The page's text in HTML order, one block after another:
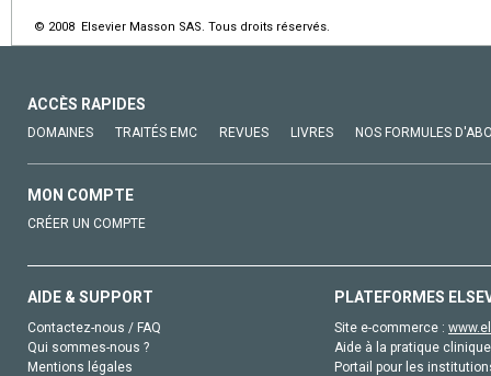
© 2008 Elsevier Masson SAS. Tous droits réservés.
ACCÈS RAPIDES
DOMAINES TRAITÉS EMC REVUES LIVRES NOS FORMULES
MON COMPTE
CRÉER UN COMPTE
AIDE & SUPPORT
Contactez-nous / FAQ
Qui sommes-nous ?
Mentions légales
PLATEFORMES
Site e-commerce :
Aide à la pratique
Portail pour les